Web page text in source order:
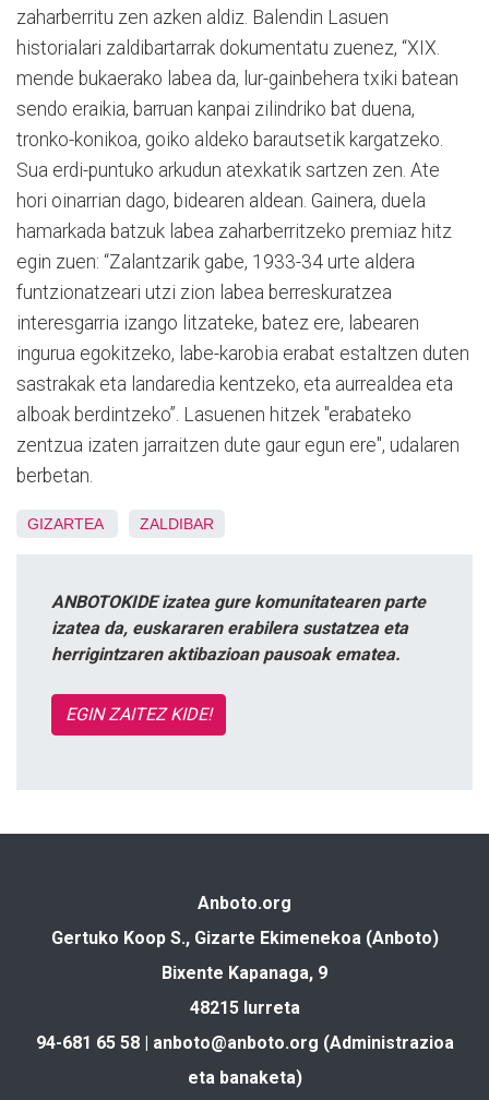
zaharberritu zen azken aldiz. Balendin Lasuen
historialari zaldibartarrak dokumentatu zuenez, “XIX.
mende bukaerako labea da, lur-gainbehera txiki batean
sendo eraikia, barruan kanpai zilindriko bat duena,
tronko-konikoa, goiko aldeko barautsetik kargatzeko.
Sua erdi-puntuko arkudun atexkatik sartzen zen. Ate
hori oinarrian dago, bidearen aldean. Gainera, duela
hamarkada batzuk labea zaharberritzeko premiaz hitz
egin zuen: “Zalantzarik gabe, 1933-34 urte aldera
funtzionatzeari utzi zion labea berreskuratzea
interesgarria izango litzateke, batez ere, labearen
ingurua egokitzeko, labe-karobia erabat estaltzen duten
sastrakak eta landaredia kentzeko, eta aurrealdea eta
alboak berdintzeko”. Lasuenen hitzek "erabateko
zentzua izaten jarraitzen dute gaur egun ere", udalaren
berbetan.
GIZARTEA ZALDIBAR
ANBOTOKIDE izatea gure komunitatearen parte
izatea da, euskararen erabilera sustatzea eta
herrigintzaren aktibazioan pausoak ematea.
EGIN ZAITEZ KIDE!
Anboto.org
Gertuko Koop S., Gizarte Ekimenekoa (Anboto)
Bixente Kapanaga, 9
48215 Iurreta
94-681 65 58 | anboto@anboto.org (Administrazioa
eta banaketa)